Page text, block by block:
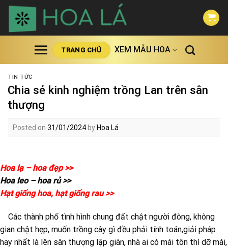
Skip
content
TRANG CHỦ XEM MẪU HOA
TIN TỨC
Chia sẻ kinh nghiệm trồng Lan trên sân
thượng
Posted on 31/01/2024 by Hoa Lá
Hoa lạ – hoa đẹp >>
Hoa leo – hoa rủ >>
Hạt giống hoa, hạt giống rau >>
Các thành phố tình hình chung đất chật người đông, không
gian chật hẹp, muốn trồng cây gì đều phải tính toán,giải pháp
hay nhất là lên sân thượng lập giàn, nhà ai có mái tôn thì dỡ mái,